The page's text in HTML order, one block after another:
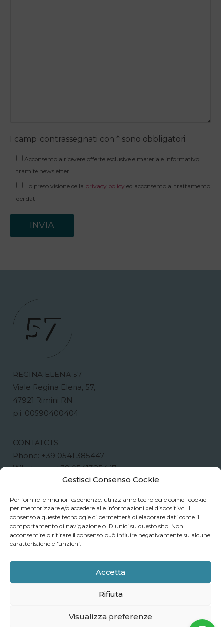
Gestisci Consenso Cookie
Per fornire le migliori esperienze, utilizziamo tecnologie come i cookie
per memorizzare e/o accedere alle informazioni del dispositivo. Il
consenso a queste tecnologie ci permetterà di elaborare dati come il
comportamento di navigazione o ID unici su questo sito. Non
acconsentire o ritirare il consenso può influire negativamente su alcune
caratteristiche e funzioni.
Accetta
Rifiuta
Visualizza preferenze
I campi contrassegnati con * sono obbligatori
Acconsento a ricevere offerte esclusive e materiale informativo
tramite newsletter.
Ho preso visione della privacy policy ed acconsento al trattamento
dei dati
REGINA ELENA 57
Viale Regina Elena, 57,
47921 Rimini RN
p.i. 00590400404
CONTATCTS
Phone: +39 0541 385447
Whatsapp:+39 0541385447
info@reginaelena57.it
WORK WITH US | USEFUL INFORMATION